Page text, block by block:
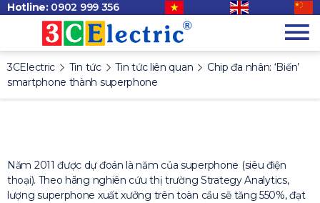
Hotline: 0902 999 356
3CElectric Tin tức Tin tức liên quan
Chip đa nhân: ‘Biến’
smartphone thành superphone
Năm 2011 được dự đoán là năm của superphone (siêu điện
thoại). Theo hãng nghiên cứu thị trường Strategy Analytics,
lượng superphone xuất xưởng trên toàn cầu sẽ tăng 550%, đạt